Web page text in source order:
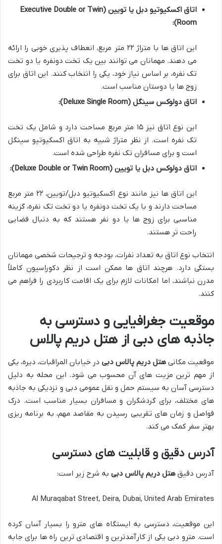
اتاق اکسکیوتیو دبل یا تویین (Executive Double or Twin
Room):
این اتاق ها با متراژ ۲۲ متر مربع، انعطاف پذیری خوبی را ارائه
می دهند. مهمانان می توانند بین یک تخت دونفره یا دو تخت
تک نفره، بر اساس نیاز خود، یکی را انتخاب کنند. این اتاق برای
زوج ها یا دوستان مناسب است.
اتاق دولوکس سینگل (Deluxe Single Room):
این نوع اتاق نیز ۱۵ متر مربع مساحت دارد و شامل یک تخت
تک نفره است. از نظر متراژ شبیه به اتاق اکسکیوتیو سینگل
است و برای مسافران تک نفره طراحی شده است.
اتاق دولوکس دبل یا تویین (Deluxe Double or Twin Room):
این اتاق ها نیز مانند نوع اکسکیوتیو دبل/تویین، ۲۲ متر مربع
مساحت دارند و با یک تخت دونفره یا دو تخت تک نفره، گزینه
مناسبی برای زوج ها یا دو نفر هستند که به دنبال فضایی
راحت تر هستند.
انتخاب نوع اتاق به تعداد نفرات، بودجه و ترجیحات شخصی مهمانان
بستگی دارد. هرچند اتاق ها ممکن است از نظر دکوراسیون کاملاً
مدرن نباشند، اما امکانات لازم برای یک اقامت کاربردی را فراهم می
کنند.
موقعیت جغرافیایی و دسترسی به
جاذبه های دبی از هتل دریم پالاس
موقعیت مکانی هتل دریم پالاس دبی در خیابان المراقبات، دیره، یکی
از مهم ترین مزیت های آن محسوب می شود. این محله به دلیل
دسترسی آسان به سیستم حمل و نقل عمومی دبی و نزدیکی به جاذبه
های مختلف، برای گردشگران و مسافران بسیار مناسب است. درک
فواصل و زمان های تقریبی رسیدن به مقاصد مهم، به برنامه ریزی
بهتر سفر کمک می کند.
آدرس دقیق و قابلیت های دسترسی
آدرس دقیق هتل دریم پالاس دبی به شرح زیر است:
Al Muraqabat Street, Deira, Dubai, United Arab Emirates
این موقعیت، دسترسی به ایستگاه های مترو را بسیار آسان کرده
است. مترو دبی یکی از کارآمدترین و اقتصادی ترین راه ها برای جابه